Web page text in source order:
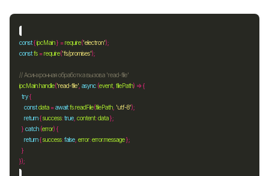
const { ipcMain } =require('electron'
constfs =require('fs/promises'
ipcMainhandle('read-file' async (event filePath
try
constdata =awaitfsreadFile(filePath 'utf-8'
return { success:true content:data
  }
catch (error
return { success:false error:error.message